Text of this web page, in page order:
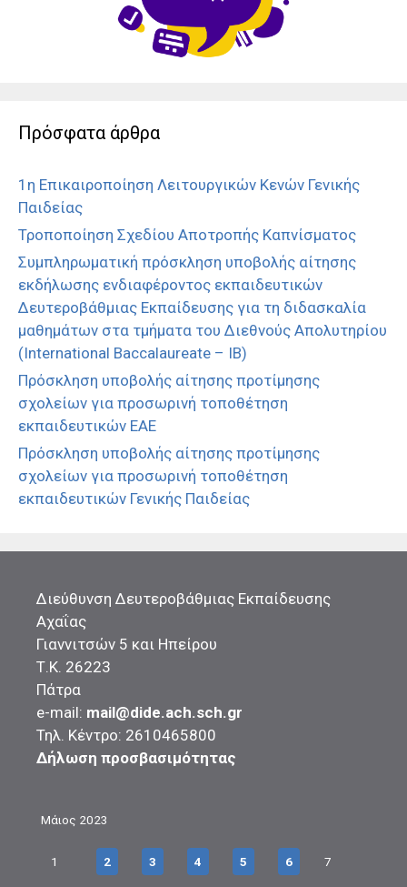
Πρόσφατα άρθρα
1η Επικαιροποίηση Λειτουργικών Κενών Γενικής
Παιδείας
Τροποποίηση Σχεδίου Αποτροπής Καπνίσματος
Συμπληρωματική πρόσκληση υποβολής αίτησης
εκδήλωσης ενδιαφέροντος εκπαιδευτικών
Δευτεροβάθμιας Εκπαίδευσης για τη διδασκαλία
μαθημάτων στα τμήματα του Διεθνούς Απολυτηρίου
(International Baccalaureate – IB)
Πρόσκληση υποβολής αίτησης προτίμησης
σχολείων για προσωρινή τοποθέτηση
εκπαιδευτικών ΕΑΕ
Πρόσκληση υποβολής αίτησης προτίμησης
σχολείων για προσωρινή τοποθέτηση
εκπαιδευτικών Γενικής Παιδείας
Διεύθυνση Δευτεροβάθμιας Εκπαίδευσης
Αχαΐας
Γιαννιτσών 5 και Ηπείρου
Τ.Κ. 26223
Πάτρα
e-mail: mail@dide.ach.sch.gr
Τηλ. Κέντρο: 2610465800
Δήλωση προσβασιμότητας
Μάιος 2023
1 2 3 4 5 6 7